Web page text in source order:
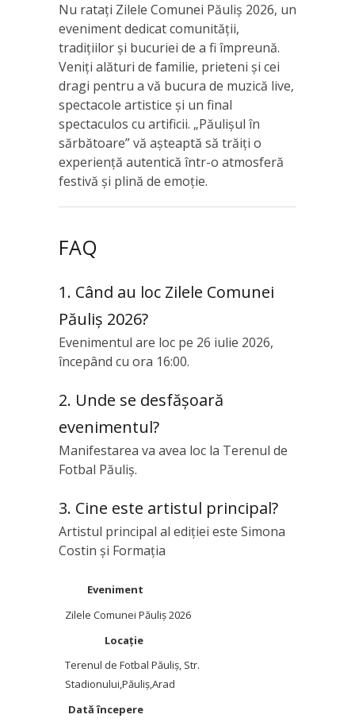
Nu ratați Zilele Comunei Păuliș 2026, un
eveniment dedicat comunității,
tradițiilor și bucuriei de a fi împreună.
Veniți alături de familie, prieteni și cei
dragi pentru a vă bucura de muzică live,
spectacole artistice și un final
spectaculos cu artificii. „Păulișul în
sărbătoare” vă așteaptă să trăiți o
experiență autentică într-o atmosferă
festivă și plină de emoție.
FAQ
1. Când au loc Zilele Comunei
Păuliș 2026?
Evenimentul are loc pe 26 iulie 2026,
începând cu ora 16:00.
2. Unde se desfășoară
evenimentul?
Manifestarea va avea loc la Terenul de
Fotbal Păuliș.
3. Cine este artistul principal?
Artistul principal al ediției este Simona
Costin și Formația
Eveniment
Zilele Comunei Păuliș 2026
Locație
Terenul de Fotbal Păuliș, Str.
Stadionului,Păuliș,Arad
Dată începere